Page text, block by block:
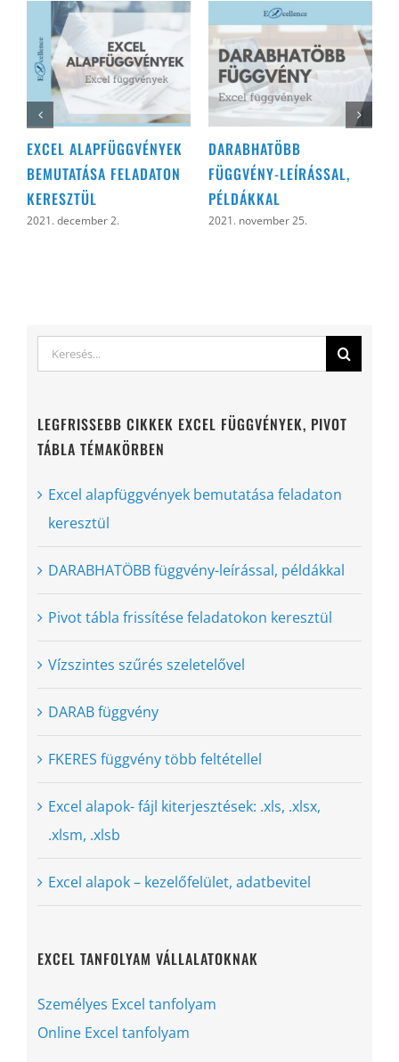
EXCEL ALAPFÜGGVÉNYEK
BEMUTATÁSA FELADATON
KERESZTÜL
2021. december 2.
DARABHATÖBB
FÜGGVÉNY-LEÍRÁSSAL,
PÉLDÁKKAL
2021. november 25.
Keresés...
LEGFRISSEBB CIKKEK EXCEL FÜGGVÉNYEK, PIVOT
TÁBLA TÉMAKÖRBEN
Excel alapfüggvények bemutatása feladaton
keresztül
DARABHATÖBB függvény-leírással, példákkal
Pivot tábla frissítése feladatokon keresztül
Vízszintes szűrés szeletelővel
DARAB függvény
FKERES függvény több feltétellel
Excel alapok- fájl kiterjesztések: .xls, .xlsx,
.xlsm, .xlsb
Excel alapok – kezelőfelület, adatbevitel
EXCEL TANFOLYAM VÁLLALATOKNAK
Személyes Excel tanfolyam
Online Excel tanfolyam